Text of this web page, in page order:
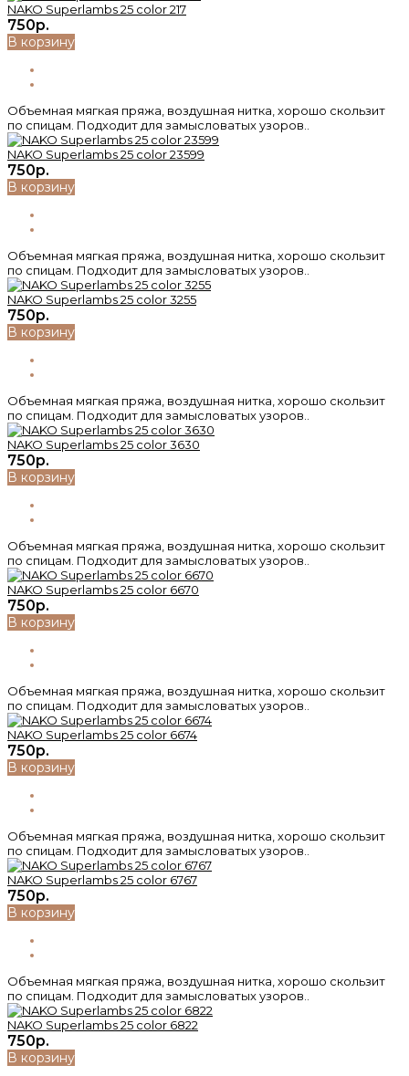
NAKO Superlambs 25 color 217
750р.
В корзину
Объемная мягкая пряжа, воздушная нитка, хорошо скользит
по спицам. Подходит для замысловатых узоров..
NAKO Superlambs 25 color 23599
750р.
В корзину
Объемная мягкая пряжа, воздушная нитка, хорошо скользит
по спицам. Подходит для замысловатых узоров..
NAKO Superlambs 25 color 3255
750р.
В корзину
Объемная мягкая пряжа, воздушная нитка, хорошо скользит
по спицам. Подходит для замысловатых узоров..
NAKO Superlambs 25 color 3630
750р.
В корзину
Объемная мягкая пряжа, воздушная нитка, хорошо скользит
по спицам. Подходит для замысловатых узоров..
NAKO Superlambs 25 color 6670
750р.
В корзину
Объемная мягкая пряжа, воздушная нитка, хорошо скользит
по спицам. Подходит для замысловатых узоров..
NAKO Superlambs 25 color 6674
750р.
В корзину
Объемная мягкая пряжа, воздушная нитка, хорошо скользит
по спицам. Подходит для замысловатых узоров..
NAKO Superlambs 25 color 6767
750р.
В корзину
Объемная мягкая пряжа, воздушная нитка, хорошо скользит
по спицам. Подходит для замысловатых узоров..
NAKO Superlambs 25 color 6822
750р.
В корзину